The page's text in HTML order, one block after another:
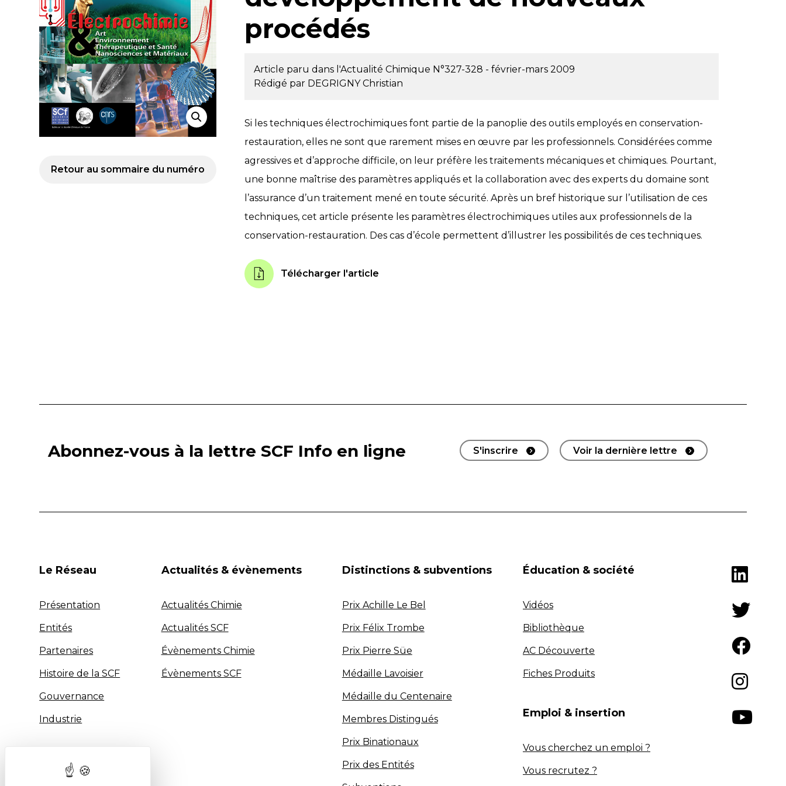
Retour au sommaire du numéro
procédés
Article paru dans l'Actualité Chimique N°327-328 - février-mars 2009
Rédigé par DEGRIGNY Christian
Si les techniques électrochimiques font partie de la panoplie des outils employés en conservation-
restauration, elles ne sont que rarement mises en œuvre par les professionnels. Considérées comme
agressives et d’approche difficile, on leur préfère les traitements mécaniques et chimiques. Pourtant,
une bonne maîtrise des paramètres appliqués et la collaboration avec des experts du domaine sont
l’assurance d’un traitement mené en toute sécurité. Après un bref historique sur l’utilisation de ces
techniques, cet article présente les paramètres électrochimiques utiles aux professionnels de la
conservation-restauration. Des cas d’école permettent d’illustrer les possibilités de ces techniques.
Télécharger l'article
Abonnez-vous à la lettre SCF Info en ligne S'inscrire Voir la dernière lettre
Le Réseau
Présentation
Entités
Partenaires
Histoire de la SCF
Gouvernance
Industrie
Actualités & évènements
Actualités Chimie
Actualités SCF
Évènements Chimie
Évènements SCF
Distinctions & subventions
Prix Achille Le Bel
Prix Félix Trombe
Prix Pierre Süe
Médaille Lavoisier
Médaille du Centenaire
Membres Distingués
Prix Binationaux
Prix des Entités
Éducation & société
Vidéos
Bibliothèque
AC Découverte
Fiches Produits
Emploi & insertion
Vous cherchez un emploi ?
Vous recrutez ?